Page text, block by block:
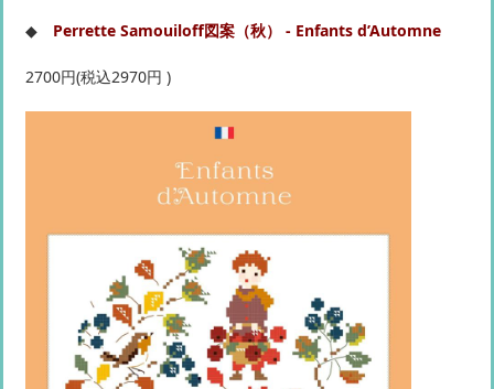
◆ Perrette Samouiloff図案（秋） - Enfants d’Automne
2700円(税込2970円 )